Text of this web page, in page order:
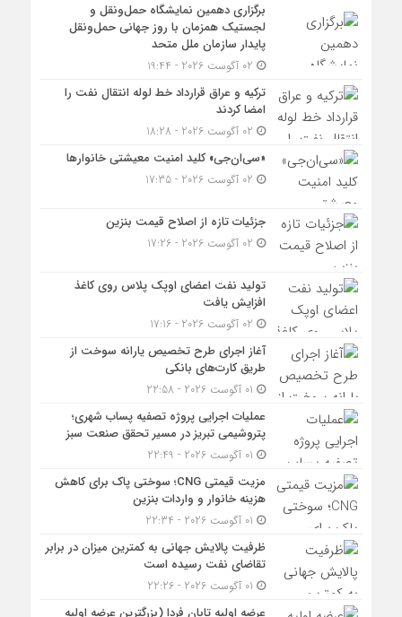
برگزاری دهمین نمایشگاه حمل‌ونقل و
لجستیک همزمان با روز جهانی حمل‌ونقل
پایدار سازمان ملل متحد
ترکیه و عراق قرارداد خط لوله انتقال نفت را
امضا کردند
«سی‌ان‌جی» کلید امنیت معیشتی خانوارها
جزئیات تازه از اصلاح قیمت بنزین
تولید نفت اعضای اوپک پلاس روی کاغذ
افزایش یافت
آغاز اجرای طرح تخصیص یارانه سوخت از
طریق کارت‌های بانکی
عملیات اجرایی پروژه تصفیه پساب شهری؛
پتروشیمی تبریز در مسیر تحقق صنعت سبز
مزیت قیمتی CNG؛ سوختی پاک برای کاهش
هزینه خانوار و واردات بنزین
ظرفیت پالایش جهانی به کمترین میزان در برابر
تقاضای نفت رسیده است